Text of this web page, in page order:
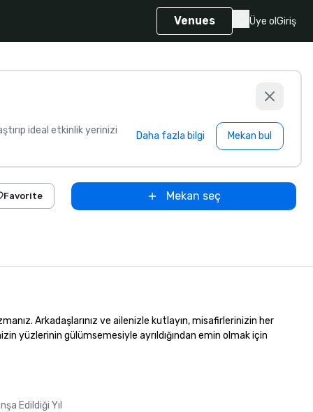
Venues Üye ol Giriş
ideal etkinlik yerinizi Daha fazla bilgi Mekan bul
Favorite Mekan seç
Arkadaşlarınız ve ailenizle kutlayın, misafirlerinizin her
yüzlerinin gülümsemesiyle ayrıldığından emin olmak için
Edildiği Yıl